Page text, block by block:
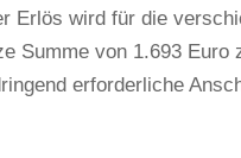
Erlös wird für die
Summe von 1.693 Euro
erforderliche